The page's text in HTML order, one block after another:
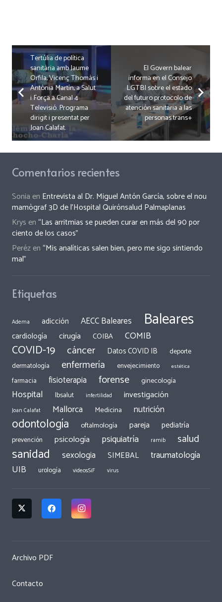
Tertúlia de política
sanitària amb Jaume
Orfila, Vicenç Thomàs i
Antònia Martín, a Salut
i Força a Canal 4
Televisió. Programa
dirigit i presentat per
Joan Calafat.
El Govern balear
informa en el Consejo
LGTBI sobre el estado
del futuro protocolo de
atención sanitaria a las
personas trans+
Comentarios recientes
Sonia en Entrevista al Dr. Miguel Antón García, sobre el nou
mamògraf 3D de l’Hospital Quirónsalud Palmaplanas
Krys en“Las arritmias se pueden curar en más del 90 por
ciento de los casos”
Perézen“Mis analíticas salen bien, pero me sigo sintiendo
mal”
Etiquetas
Adema adicción AECC Baleares Baleares
cardiología cirugía COIBA COMIB
COVID-19 cáncer Datos COVID IB
deporte
dermatología
enfermería envejecimiento estética
farmacia fisioterapia forense ginecología
Hospital Ibsalut infertilidad investigación
Joan Calafat Mallorca Medicina nutrición
odontología oftalmología pareja pediatría
prevención psicología psiquiatría ramib salud
sanidad sexologia SIMEBAL traumatología
UIB urología videosSiF virus
Archivo PDF
Contacto